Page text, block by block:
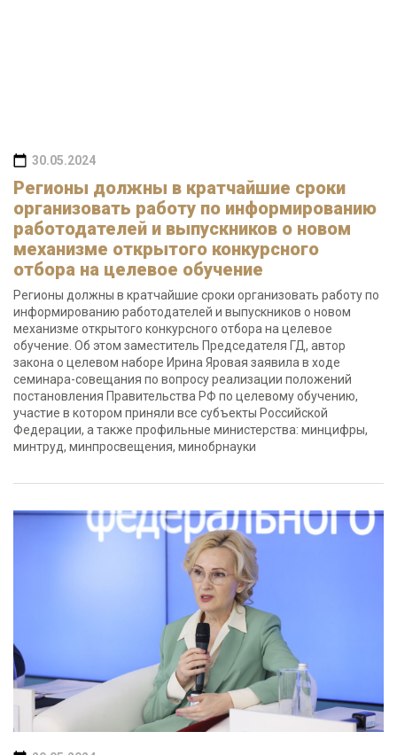
30.05.2024
Регионы должны в кратчайшие сроки
организовать работу по информированию
работодателей и выпускников о новом
механизме открытого конкурсного
отбора на целевое обучение
Регионы должны в кратчайшие сроки организовать работу по
информированию работодателей и выпускников о новом
механизме открытого конкурсного отбора на целевое
обучение. Об этом заместитель Председателя ГД, автор
закона о целевом наборе Ирина Яровая заявила в ходе
семинара-совещания по вопросу реализации положений
постановления Правительства РФ по целевому обучению,
участие в котором приняли все субъекты Российской
Федерации, а также профильные министерства: минцифры,
минтруд, минпросвещения, минобрнауки